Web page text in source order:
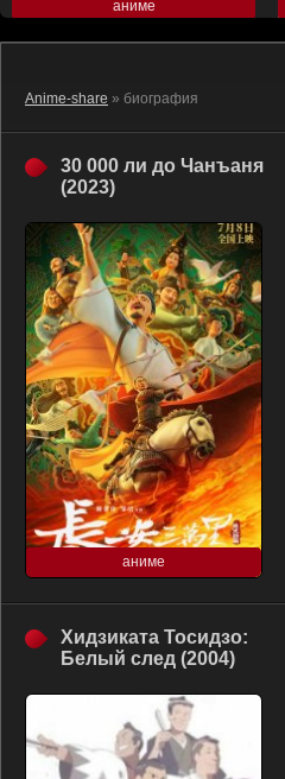
аниме
Anime-share » биография
30 000 ли до Чанъаня
(2023)
аниме
Хидзиката Тосидзо:
Белый след (2004)